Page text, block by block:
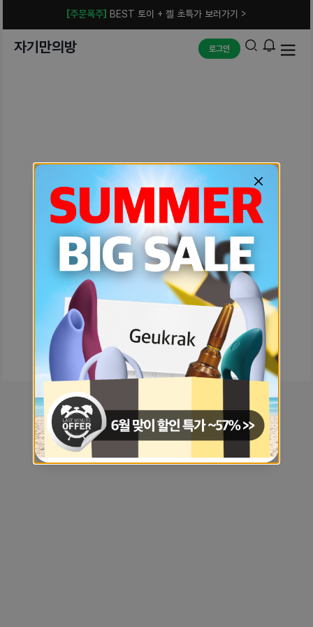
[주문폭주] BEST 토이 + 젤 초특가 보러가기 >
자기만의방 로그인
예상치 못한 에러입니다.